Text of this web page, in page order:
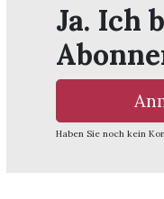
Ja. Ich
Haben Sie noch kein